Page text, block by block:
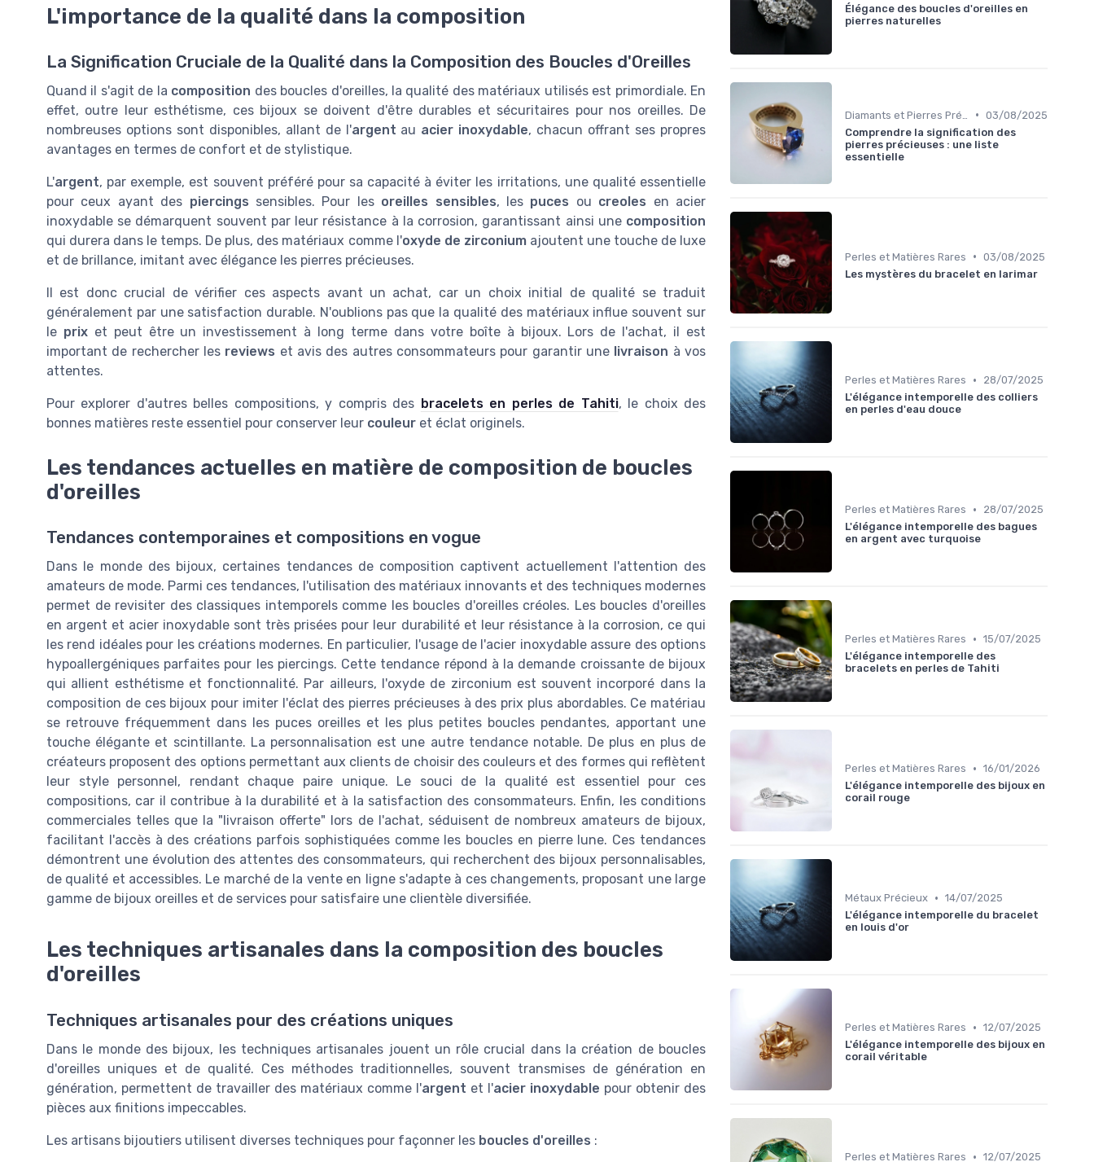
L'importance de la qualité dans la composition
La Signification Cruciale de la Qualité dans la Composition des Boucles d'Oreilles
Quand il s'agit de la composition des boucles d'oreilles, la qualité des matériaux utilisés est primordiale. En
effet, outre leur esthétisme, ces bijoux se doivent d'être durables et sécuritaires pour nos oreilles. De
nombreuses options sont disponibles, allant de l'argent au acier inoxydable, chacun offrant ses propres
avantages en termes de confort et de stylistique.
L'argent, par exemple, est souvent préféré pour sa capacité à éviter les irritations, une qualité essentielle
pour ceux ayant des piercings sensibles. Pour les oreilles sensibles, les puces ou creoles en acier
inoxydable se démarquent souvent par leur résistance à la corrosion, garantissant ainsi une composition
qui durera dans le temps. De plus, des matériaux comme l'oxyde de zirconiumajoutent une touche de luxe
et de brillance, imitant avec élégance les pierres précieuses.
Il est donc crucial de vérifier ces aspects avant un achat, car un choix initial de qualité se traduit
généralement par une satisfaction durable. N'oublions pas que la qualité des matériaux influe souvent sur
le prixet peut être un investissement à long terme dans votre boîte à bijoux. Lors de l'achat, il est
important de rechercher les reviews et avis des autres consommateurs pour garantir une livraison à vos
attentes.
Pour explorer d'autres belles compositions, y compris des bracelets en perles de Tahiti, le choix des
bonnes matières reste essentiel pour conserver leur couleur et éclat originels.
Les tendances actuelles en matière de composition de boucles
d'oreilles
Tendances contemporaines et compositions en vogue
Dans le monde des bijoux, certaines tendances de composition captivent actuellement l'attention des
amateurs de mode. Parmi ces tendances, l'utilisation des matériaux innovants et des techniques modernes
permet de revisiter des classiques intemporels comme les boucles d'oreilles créoles. Les boucles d'oreilles
en argent et acier inoxydable sont très prisées pour leur durabilité et leur résistance à la corrosion, ce qui
les rend idéales pour les créations modernes. En particulier, l'usage de l'acier inoxydable assure des options
hypoallergéniques parfaites pour les piercings. Cette tendance répond à la demande croissante de bijoux
qui allient esthétisme et fonctionnalité. Par ailleurs, l'oxyde de zirconium est souvent incorporé dans la
composition de ces bijoux pour imiter l'éclat des pierres précieuses à des prix plus abordables. Ce matériau
se retrouve fréquemment dans les puces oreilles et les plus petites boucles pendantes, apportant une
touche élégante et scintillante. La personnalisation est une autre tendance notable. De plus en plus de
créateurs proposent des options permettant aux clients de choisir des couleurs et des formes qui reflètent
leur style personnel, rendant chaque paire unique. Le souci de la qualité est essentiel pour ces
compositions, car il contribue à la durabilité et à la satisfaction des consommateurs. Enfin, les conditions
commerciales telles que la "livraison offerte" lors de l'achat, séduisent de nombreux amateurs de bijoux,
facilitant l'accès à des créations parfois sophistiquées comme les boucles en pierre lune. Ces tendances
démontrent une évolution des attentes des consommateurs, qui recherchent des bijoux personnalisables,
de qualité et accessibles. Le marché de la vente en ligne s'adapte à ces changements, proposant une large
gamme de bijoux oreilles et de services pour satisfaire une clientèle diversifiée.
Les techniques artisanales dans la composition des boucles
d'oreilles
Techniques artisanales pour des créations uniques
Dans le monde des bijoux, les techniques artisanales jouent un rôle crucial dans la création de boucles
d'oreilles uniques et de qualité. Ces méthodes traditionnelles, souvent transmises de génération en
génération, permettent de travailler des matériaux comme l'argent et l'acier inoxydable pour obtenir des
pièces aux finitions impeccables.
Les artisans bijoutiers utilisent diverses techniques pour façonner les boucles d'oreilles :
Élégance des boucles d'oreilles en
pierres naturelles
• 03/08/2025
Comprendre la signification des
pierres précieuses : une liste
essentielle
Perles et Matières Rares • 03/08/2025
Les mystères du bracelet en larimar
Perles et Matières Rares •
28/07/2025
L'élégance intemporelle des colliers
en perles d'eau douce
Perles et Matières Rares •
28/07/2025
L'élégance intemporelle des bagues
en argent avec turquoise
Perles et Matières Rares • 15/07/2025
L'élégance intemporelle des
bracelets en perles de Tahiti
Perles et Matières Rares • 16/01/2026
L'élégance intemporelle des bijoux en
corail rouge
Métaux Précieux • 14/07/2025
L'élégance intemporelle du bracelet
en louis d'or
Perles et Matières Rares • 12/07/2025
L'élégance intemporelle des bijoux en
corail véritable
Perles et Matières Rares • 12/07/2025